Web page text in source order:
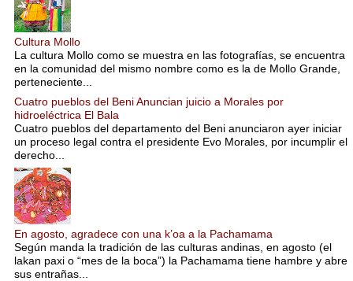
Cultura Mollo
La cultura Mollo como se muestra en las fotografías, se encuentra
en la comunidad del mismo nombre como es la de Mollo Grande,
perteneciente...
Cuatro pueblos del Beni Anuncian juicio a Morales por
hidroeléctrica El Bala
Cuatro pueblos del departamento del Beni anunciaron ayer iniciar
un proceso legal contra el presidente Evo Morales, por incumplir el
derecho...
En agosto, agradece con una k’oa a la Pachamama
Según manda la tradición de las culturas andinas, en agosto (el
lakan paxi o “mes de la boca”) la Pachamama tiene hambre y abre
sus entrañas...